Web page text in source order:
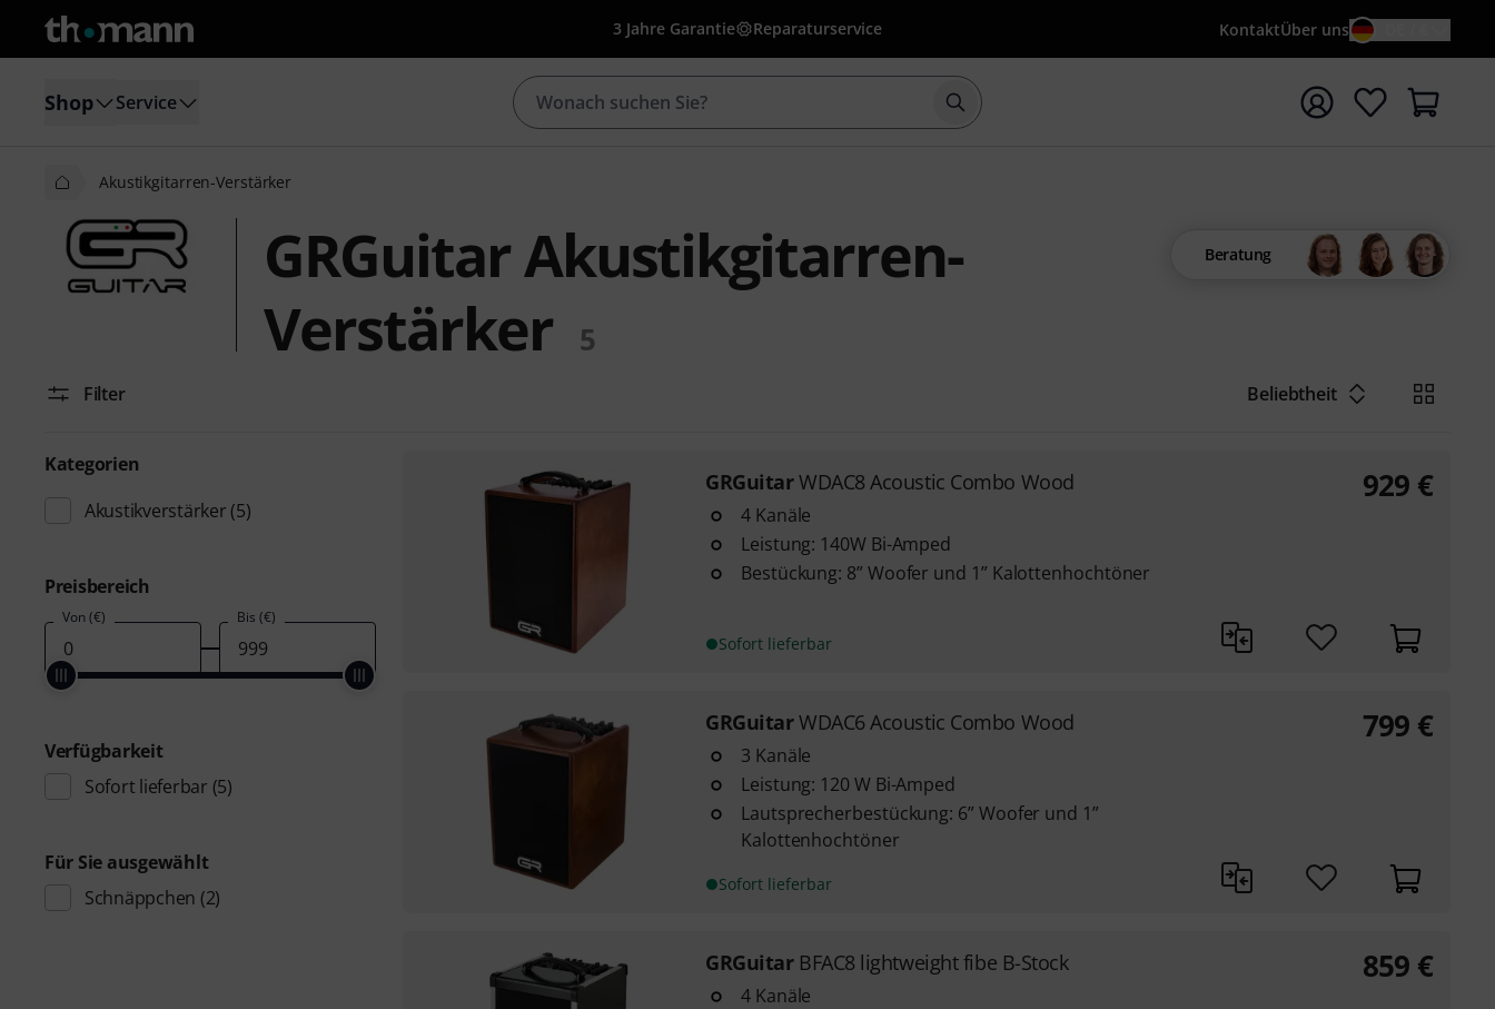
3 Jahre Garantie Reparaturservice KontaktÜber uns
Shop Service Suche mit Suchwort {searchTerm} starten
Akustikgitarren-Verstärker
GRGuitar Akustikgitarren-
Verstärker
5
Beratung
Filter Beliebtheit
Kategorien
Akustikverstärker (5)
Preisbereich
Von (€) Bis (€)
Verfügbarkeit
Sofort lieferbar (5)
Für Sie ausgewählt
Schnäppchen (2)
GRGuitarWDAC8 Acoustic Combo Wood
4 Kanäle
Leistung: 140W Bi-Amped
Bestückung: 8” Woofer und 1” Kalottenhochtöner
Sofort lieferbar
929 €
GRGuitarWDAC6 Acoustic Combo Wood
3 Kanäle
Leistung: 120 W Bi-Amped
Lautsprecherbestückung: 6” Woofer und 1”
Kalottenhochtöner
Sofort lieferbar
799 €
GRGuitar BFAC8 lightweight fibe B-Stock
4 Kanäle
859 €